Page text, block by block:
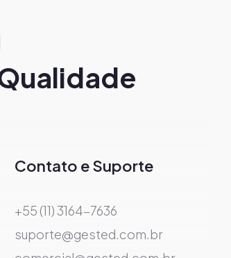
Contato e Suporte
+55 (11) 3164-7636
suporte@gested.com.br